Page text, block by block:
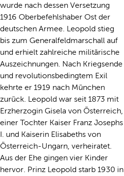
wurde nach dessen Versetzung
1916 Oberbefehlshaber Ost der
deutschen Armee. Leopold stieg
bis zum Generalfeldmarschall auf
und erhielt zahlreiche militärische
Auszeichnungen. Nach Kriegsende
und revolutionsbedingtem Exil
kehrte er 1919 nach München
zurück. Leopold war seit 1873 mit
Erzherzogin Gisela von Österreich,
einer Tochter Kaiser Franz Josephs
I. und Kaiserin Elisabeths von
Österreich-Ungarn, verheiratet.
Aus der Ehe gingen vier Kinder
hervor. Prinz Leopold starb 1930 in